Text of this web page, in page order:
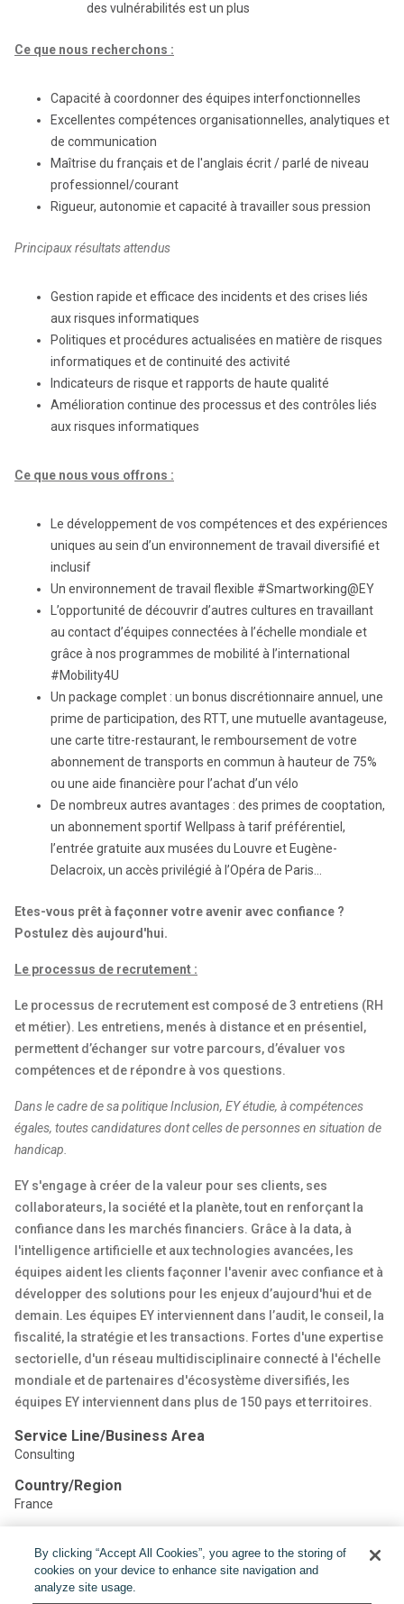
des vulnérabilités est un plus
Ce que nous recherchons :
Capacité à coordonner des équipes interfonctionnelles
Excellentes compétences organisationnelles, analytiques et
de communication
Maîtrise du français et de l'anglais écrit / parlé de niveau
professionnel/courant
Rigueur, autonomie et capacité à travailler sous pression
Principaux résultats attendus
Gestion rapide et efficace des incidents et des crises liés
aux risques informatiques
Politiques et procédures actualisées en matière de risques
informatiques et de continuité des activité
Indicateurs de risque et rapports de haute qualité
Amélioration continue des processus et des contrôles liés
aux risques informatiques
Ce que nous vous offrons :
Le développement de vos compétences et des expériences
uniques au sein d’un environnement de travail diversifié et
inclusif
Un environnement de travail flexible #Smartworking@EY
L’opportunité de découvrir d’autres cultures en travaillant
au contact d’équipes connectées à l’échelle mondiale et
grâce à nos programmes de mobilité à l’international
#Mobility4U
Un package complet : un bonus discrétionnaire annuel, une
prime de participation, des RTT, une mutuelle avantageuse,
une carte titre-restaurant, le remboursement de votre
abonnement de transports en commun à hauteur de 75%
ou une aide financière pour l’achat d’un vélo
De nombreux autres avantages : des primes de cooptation,
un abonnement sportif Wellpass à tarif préférentiel,
l’entrée gratuite aux musées du Louvre et Eugène-
Delacroix, un accès privilégié à l’Opéra de Paris...
Etes-vous prêt à façonner votre avenir avec confiance ?
Postulez dès aujourd'hui.
Le processus de recrutement :
Le processus de recrutement est composé de 3 entretiens (RH
et métier). Les entretiens, menés à distance et en présentiel,
permettent d’échanger sur votre parcours, d’évaluer vos
compétences et de répondre à vos questions.
Dans le cadre de sa politique Inclusion, EY étudie, à compétences
égales, toutes candidatures dont celles de personnes en situation de
handicap.
EY s'engage à créer de la valeur pour ses clients, ses
collaborateurs, la société et la planète, tout en renforçant la
confiance dans les marchés financiers. Grâce à la data, à
l'intelligence artificielle et aux technologies avancées, les
équipes aident les clients façonner l'avenir avec confiance et à
développer des solutions pour les enjeux d’aujourd'hui et de
demain. Les équipes EY interviennent dans l’audit, le conseil, la
fiscalité, la stratégie et les transactions. Fortes d'une expertise
sectorielle, d'un réseau multidisciplinaire connecté à l'échelle
mondiale et de partenaires d'écosystème diversifiés, les
équipes EY interviennent dans plus de 150 pays et territoires.
Service Line/Business Area
Consulting
Country/Region
France
Share:
By clicking “Accept All Cookies”, you agree to the storing of
cookies on your device to enhance site navigation and
analyze site usage.